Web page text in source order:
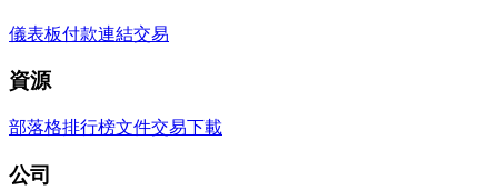
儀表板付款連結交易
資源
部落格排行榜文件交易下載
公司